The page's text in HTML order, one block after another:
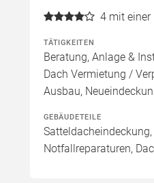
4 mit einer
TÄTIGKEITEN
Beratung, Anlage &
Dach Vermietung /
Ausbau,
GEBÄUDETEILE
Notfallreparaturen,